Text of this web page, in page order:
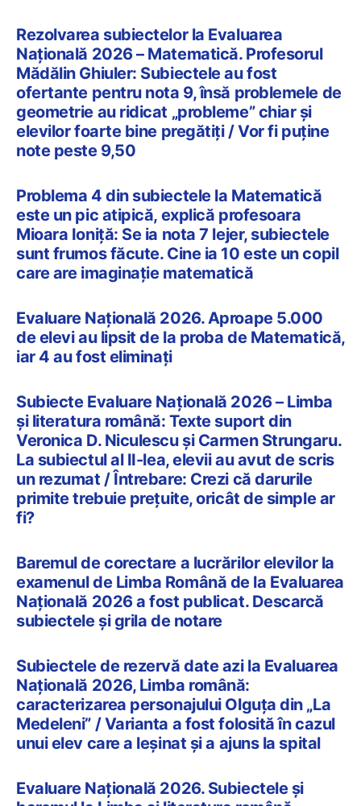
Rezolvarea subiectelor la Evaluarea
Națională 2026 – Matematică. Profesorul
Mădălin Ghiuler: Subiectele au fost
ofertante pentru nota 9, însă problemele de
geometrie au ridicat „probleme” chiar și
elevilor foarte bine pregătiți / Vor fi puține
note peste 9,50
Problema 4 din subiectele la Matematică
este un pic atipică, explică profesoara
Mioara Ioniță: Se ia nota 7 lejer, subiectele
sunt frumos făcute. Cine ia 10 este un copil
care are imaginație matematică
Evaluare Națională 2026. Aproape 5.000
de elevi au lipsit de la proba de Matematică,
iar 4 au fost eliminați
Subiecte Evaluare Națională 2026 – Limba
și literatura română: Texte suport din
Veronica D. Niculescu și Carmen Strungaru.
La subiectul al II-lea, elevii au avut de scris
un rezumat / Întrebare: Crezi că darurile
primite trebuie prețuite, oricât de simple ar
fi?
Baremul de corectare a lucrărilor elevilor la
examenul de Limba Română de la Evaluarea
Națională 2026 a fost publicat. Descarcă
subiectele și grila de notare
Subiectele de rezervă date azi la Evaluarea
Națională 2026, Limba română:
caracterizarea personajului Olguța din „La
Medeleni” / Varianta a fost folosită în cazul
unui elev care a leșinat și a ajuns la spital
Evaluare Națională 2026. Subiectele și